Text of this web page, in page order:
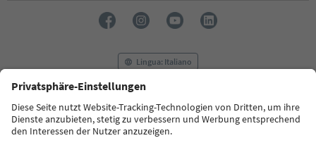
Lingua: Italiano
FAQ Contatti Press MICE
Privacy Policy
Termini e condizioni
Crediti
Cookie Policy